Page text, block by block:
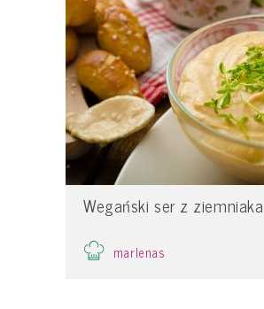
Wegański ser z ziemniaka
marlenas